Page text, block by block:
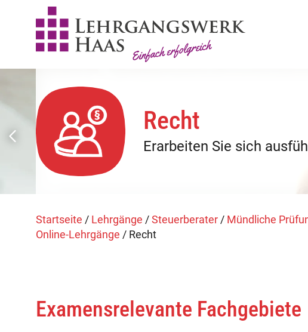
Recht
Erarbeiten Sie sich
Startseite / Lehrgänge /Steuerberater / Mündliche
Online-Lehrgänge / Recht
Examensrelevante Fachgebiete